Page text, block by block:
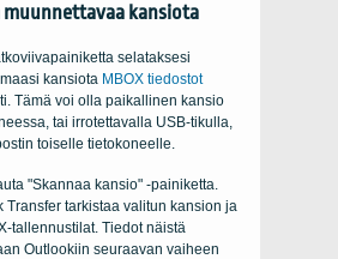
muunnettavaa kansiota
selataksesi
kansiota MBOX tiedostot
Tämä voi olla paikallinen kansio
tai irrotettavalla USB-tikulla,
toiselle tietokoneelle.
"Skannaa kansio" -painiketta.
Transfer tarkistaa valitun kansion ja
tallennustilat. Tiedot näistä
Outlookiin seuraavan vaiheen